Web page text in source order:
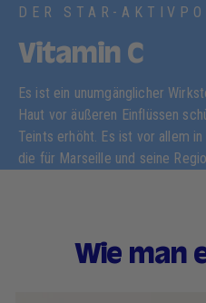
DER STAR-
Vitamin C
Es ist ein unumgänglicher
Haut vor äußeren Einflüssen
Teints erhöht. Es ist vor allem
die für Marseille und seine
Wie man